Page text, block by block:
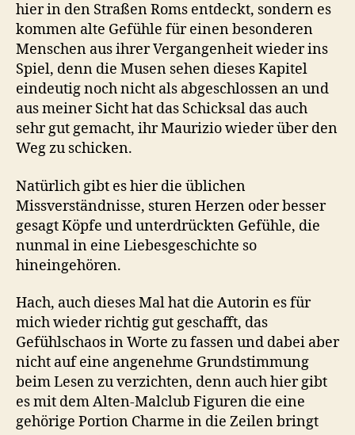
hier in den Straßen Roms entdeckt, sondern es
kommen alte Gefühle für einen besonderen
Menschen aus ihrer Vergangenheit wieder ins
Spiel, denn die Musen sehen dieses Kapitel
eindeutig noch nicht als abgeschlossen an und
aus meiner Sicht hat das Schicksal das auch
sehr gut gemacht, ihr Maurizio wieder über den
Weg zu schicken.
Natürlich gibt es hier die üblichen
Missverständnisse, sturen Herzen oder besser
gesagt Köpfe und unterdrückten Gefühle, die
nunmal in eine Liebesgeschichte so
hineingehören.
Hach, auch dieses Mal hat die Autorin es für
mich wieder richtig gut geschafft, das
Gefühlschaos in Worte zu fassen und dabei aber
nicht auf eine angenehme Grundstimmung
beim Lesen zu verzichten, denn auch hier gibt
es mit dem Alten-Malclub Figuren die eine
gehörige Portion Charme in die Zeilen bringt